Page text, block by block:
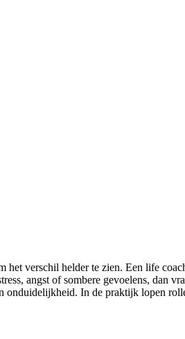
verschil helder te zien. Een life
angst of sombere gevoelens, dan
In de praktijk lopen